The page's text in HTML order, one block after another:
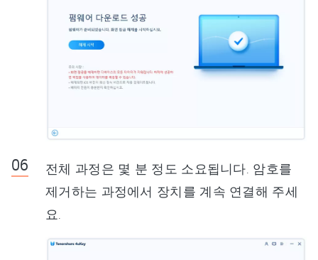
전체 과정은 몇 분 정도 소요됩니다. 암호를
제거하는 과정에서 장치를 계속 연결해 주세
요.